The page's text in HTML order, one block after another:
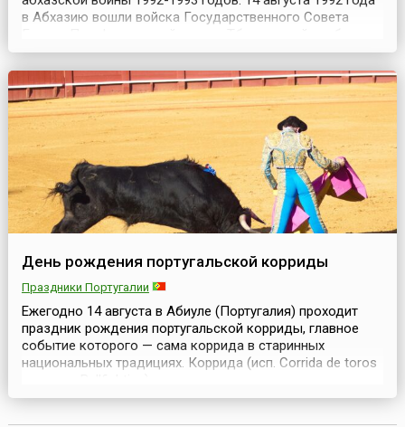
в Абхазию вошли войска Государственного Совета
введены якобы для охраны железной дороги на участке
Псоу-Ингур. Верховный Совет Абхазии расценил
действия Госсовета Грузии как «подготовленную
оккупацию те...
День рождения португальской корриды
Праздники Португалии
Ежегодно 14 августа в Абиуле (Португалия) проходит
праздник рождения португальской корриды, главное
событие которого — сама коррида в старинных
национальных традициях. Коррида (исп. Corrida de toros
удивительное сочетание спорта и искусства, зрелища и